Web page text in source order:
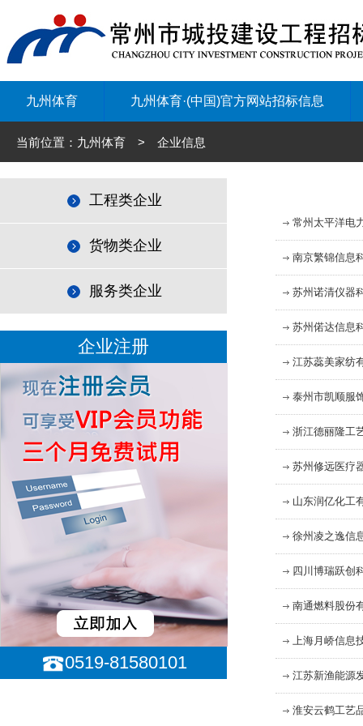
九州体育 九州体育·(中国)官方网站招标信息
当前位置：九州体育 > 企业信息
工程类企业
货物类企业
服务类企业
企业注册
0519-81580101
常州太平洋电
南京繁锦信息
苏州诺清仪器
苏州偌达信息
江苏蕊美家纺
泰州市凯顺服
浙江德丽隆工
苏州修远医疗
山东润亿化工
徐州凌之逸信
四川博瑞跃创
南通燃料股份
上海月峤信息
江苏新渔能源
淮安云鹤工艺